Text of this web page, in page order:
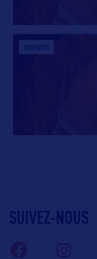
CONTACTS
SUIVEZ-NOUS